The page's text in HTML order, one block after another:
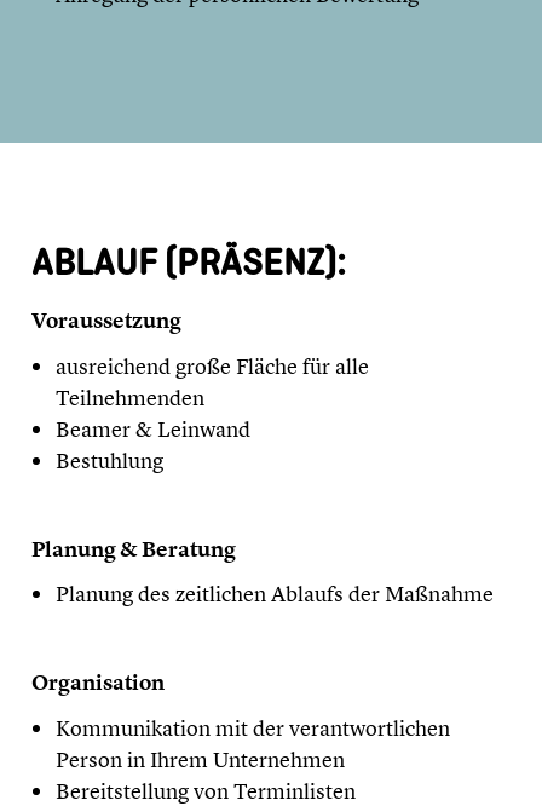
ABLAUF (PRÄSENZ):
Voraussetzung
ausreichend große Fläche für alle
Teilnehmenden
Beamer & Leinwand
Bestuhlung
Planung & Beratung
Planung des zeitlichen Ablaufs der Maßnahme
Organisation
Kommunikation mit der verantwortlichen
Person in Ihrem Unternehmen
Bereitstellung von Terminlisten